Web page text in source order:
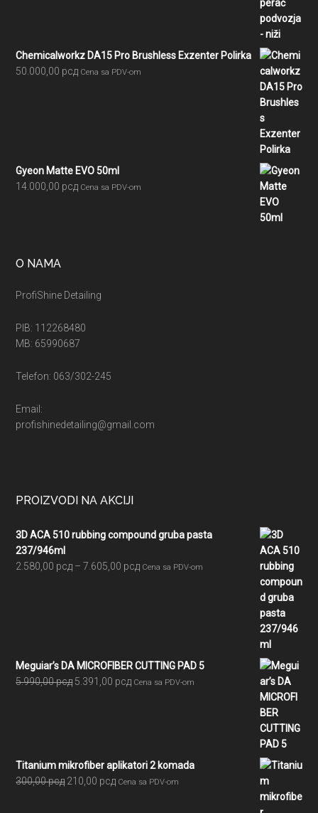
Chemicalworkz DA15 Pro Brushless Exzenter Polirka
50.000,00 рсд Cena sa PDV-om
Gyeon Matte EVO 50ml
14.000,00 рсд Cena sa PDV-om
O NAMA
ProfiShine Detailing
PIB: 112268480
MB: 65990687
Telefon: 063/302-245
Email:
profishinedetailing@gmail.com
PROIZVODI NA AKCIJI
3D ACA 510 rubbing compound gruba pasta
237/946ml
2.580,00 рсд – 7.605,00 рсдRaspon
Cena sa PDV-om
Meguiar’s DA MICROFIBER CUTTING PAD 5
5.990,00рсд Originalna
5.391,00 рсдTrenutna
Cena sa PDV-om
Titanium mikrofiber aplikatori 2 komada
300,00рсд Originalna
210,00 рсдTrenutna
Cena sa PDV-om